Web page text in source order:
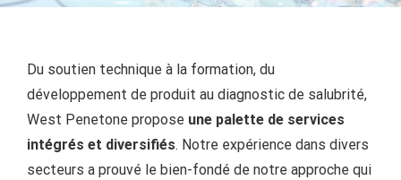
Du soutien technique à la formation, du
développement de produit au diagnostic de salubrité,
West Penetone propose une palette de services
intégrés et diversifiés. Notre expérience dans divers
secteurs a prouvé le bien-fondé de notre approche qui